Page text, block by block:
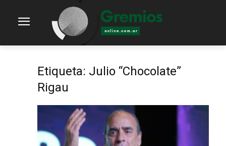
Etiqueta: Julio “Chocolate”
Rigau